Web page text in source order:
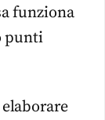
funziona
punti